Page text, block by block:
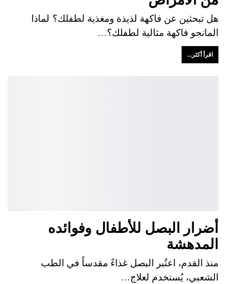
هل تبحثين عن فاكهة لذيذة ومغذية لطفلك؟ لماذا
المانجو فاكهة مثالية لطفلك؟…
اقرأ أكثر...
أضرار البصل للأطفال وفوائده
المدهشة
منذ القدم، اعتُبر البصل غذاءً مقدساً في الطب
الشعبي، يُستخدم لعلاج…